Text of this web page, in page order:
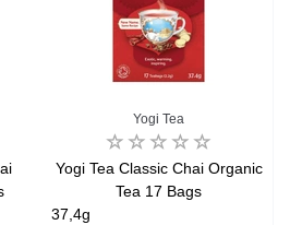
Yogi Tea
Yogi Tea Classic Chai Organic
Tea 17 Bags
37,4g